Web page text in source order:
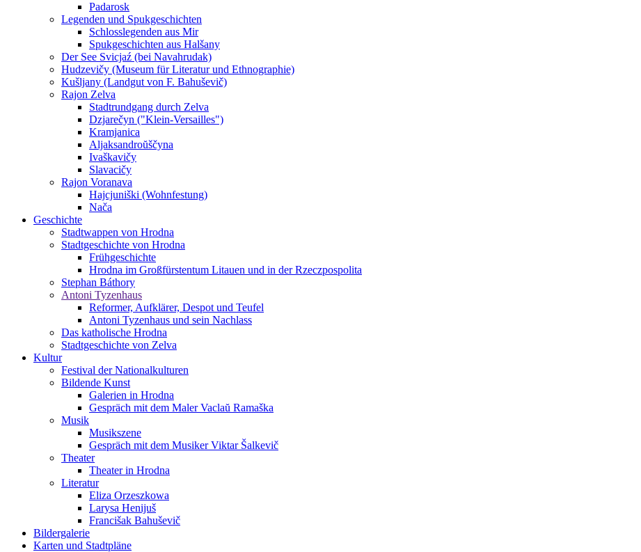
Padarosk
Legenden und Spukgeschichten
Schlosslegenden aus Mir
Spukgeschichten aus Halšany
Der See Svicjaź (bei Navahrudak)
Hudzevičy (Museum für Literatur und Ethnographie)
Kušljany (Landgut von F. Bahuševič)
Rajon Zelva
Stadtrundgang durch Zelva
Dzjarečyn ("Klein-Versailles")
Kramjanica
Aljaksandroŭščyna
Ivaškavičy
Slavacičy
Rajon Voranava
Hajcjuniški (Wohnfestung)
Nača
Geschichte
Stadtwappen von Hrodna
Stadtgeschichte von Hrodna
Frühgeschichte
Hrodna im Großfürstentum Litauen und in der Rzeczpospolita
Stephan Báthory
Antoni Tyzenhaus
Reformer, Aufklärer, Despot und Teufel
Antoni Tyzenhaus und sein Nachlass
Das katholische Hrodna
Stadtgeschichte von Zelva
Kultur
Festival der Nationalkulturen
Bildende Kunst
Galerien in Hrodna
Gespräch mit dem Maler Vaclaŭ Ramaška
Musik
Musikszene
Gespräch mit dem Musiker Viktar Šalkevič
Theater
Theater in Hrodna
Literatur
Eliza Orzeszkowa
Larysa Henijuš
Francišak Bahuševič
Bildergalerie
Karten und Stadtpläne